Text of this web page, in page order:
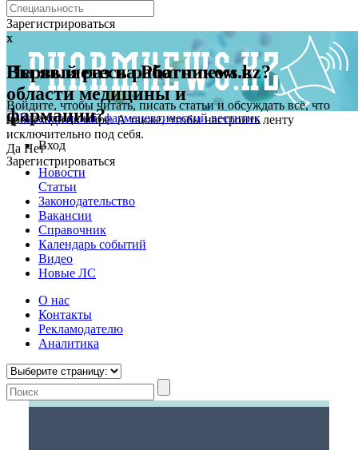
Зарегистрироваться
x
Первый раз на Pharmnews.kz?
Войдите, чтобы читать, писать статьи и обсуждать всё, что
происходит в мире. А также, чтобы настроить ленту
исключительно под себя.
Зарегистрироваться
x
Вы являетесь работником в
области медицины и
фармации?
Да НетВход
Новости
Статьи
Законодательство
Вакансии
Справочник
Календарь событий
Видео
Новые ЛС
О нас
Контакты
Рекламодателю
Аналитика